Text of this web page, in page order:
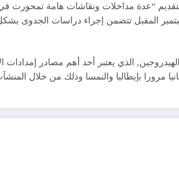
“عدة مداخلات ونقاشات هامة تمحورت
المقبل تتضمن إجراء دراسات الجدوى
مرورا بإيطاليا والنمسا وذلك من خلال